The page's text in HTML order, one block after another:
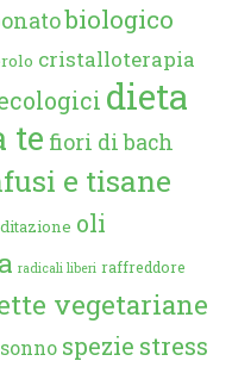
biologico
cristalloterapia
dieta
te fiori di bach
e tisane
oli
radicali liberi raffreddore
vegetariane
sonno spezie stress